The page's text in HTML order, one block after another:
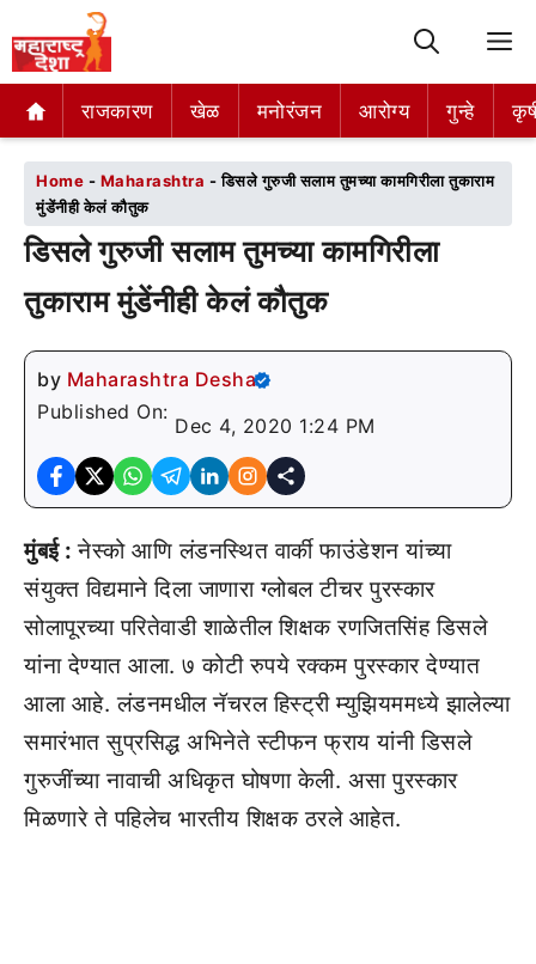
राजकारण खेळ मनोरंजन आरोग्य गुन्हे
राजकारण खेळ मनोरंजन आरोग्य गुन्हे
Home - Maharashtra -डिसले गुरुजी सलाम तुमच्या कामगिरीला तुकाराम
मुंडेंनीही केलं कौतुक
डिसले गुरुजी सलाम तुमच्या कामगिरीला
तुकाराम मुंडेंनीही केलं कौतुक
by Maharashtra Desha
Published On:
Dec 4, 2020 1:24 PM
मुंबई :नेस्को आणि लंडनस्थित वार्की फाउंडेशन यांच्या
संयुक्त विद्यमाने दिला जाणारा ग्लोबल टीचर पुरस्कार
सोलापूरच्या परितेवाडी शाळेतील शिक्षक रणजितसिंह डिसले
यांना देण्यात आला. ७ कोटी रुपये रक्कम पुरस्कार देण्यात
आला आहे. लंडनमधील नॅचरल हिस्ट्री म्युझियममध्ये झालेल्या
समारंभात सुप्रसिद्ध अभिनेते स्टीफन फ्राय यांनी डिसले
गुरुजींच्या नावाची अधिकृत घोषणा केली. असा पुरस्कार
मिळणारे ते पहिलेच भारतीय शिक्षक ठरले आहेत.